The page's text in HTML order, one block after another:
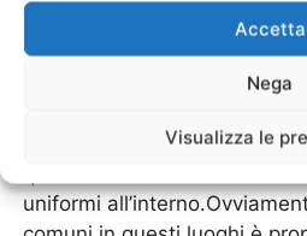
Accetta
Nega
Visualizza le
funziona più. Per riuscire a
che ci sia un tecnico che
di controllo e poi va a
case che spesso hanno
uniformi